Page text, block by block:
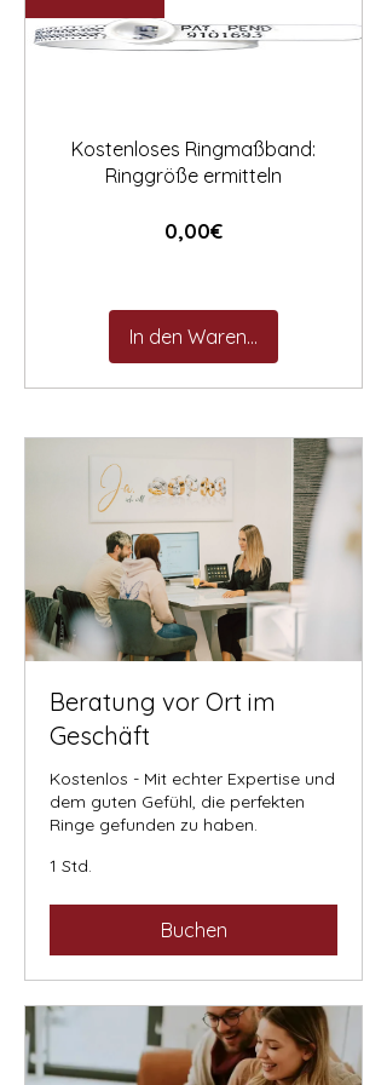
Kostenloses Ringmaßband:
Ringgröße ermitteln
0,00€Preis
In den Warenkorb
Beratung vor Ort im
Geschäft
Kostenlos - Mit echter Expertise und
dem guten Gefühl, die perfekten
Ringe gefunden zu haben.
1 Std.
Buchen